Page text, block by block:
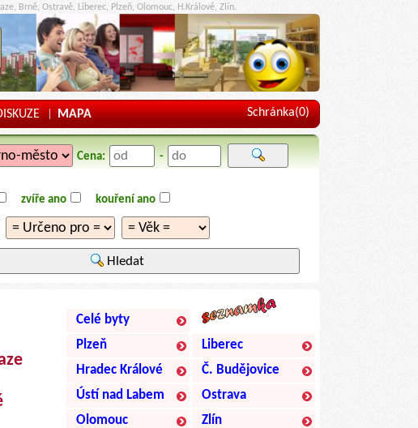
Brně, Ostravě, Liberec, Plzeň, Olomouc, H.Králové, Zlín.
| MAPA Schránka(0)
Cena: -
zvíře ano kouření ano
Hledat
Celé byty
Plzeň
Liberec
Hradec Králové
Č. Budějovice
Ústí nad Labem
Ostrava
Olomouc
Zlín